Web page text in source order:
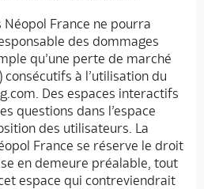
Néopol France ne pourra
des dommages
qu’une perte de marché
consécutifs à l’utilisation du
Des espaces interactifs
questions dans l’espace
des utilisateurs. La
France se réserve le droit
en demeure préalable, tout
espace qui contreviendrait